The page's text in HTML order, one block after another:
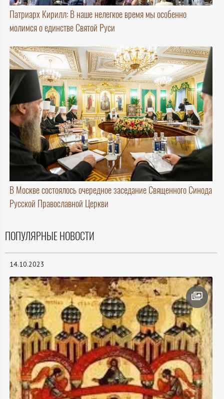
Патриарх Кирилл: В наше нелегкое время мы особенно
молимся о единстве Святой Руси
В Москве состоялось очередное заседание Священного Синода
Русской Православной Церкви
ПОПУЛЯРНЫЕ НОВОСТИ
14.10.2023